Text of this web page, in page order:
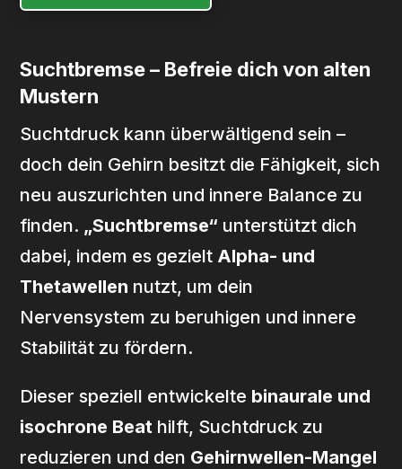
Suchtbremse – Befreie dich von alten
Mustern
Suchtdruck kann überwältigend sein –
doch dein Gehirn besitzt die Fähigkeit, sich
neu auszurichten und innere Balance zu
finden. „Suchtbremse“ unterstützt dich
dabei, indem es gezielt Alpha- und
Thetawellen nutzt, um dein
Nervensystem zu beruhigen und innere
Stabilität zu fördern.
Dieser speziell entwickelte binaurale und
isochrone Beat hilft, Suchtdruck zu
reduzieren und den Gehirnwellen-Mangel